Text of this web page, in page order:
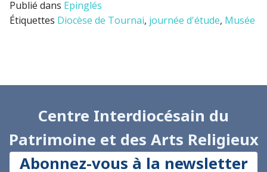
Publié dans Epinglés
Étiquettes Diocèse de Tournai, journée d'étude, Musée
Centre Interdiocésain du
Patrimoine et des Arts Religieux
Abonnez-vous à la newsletter